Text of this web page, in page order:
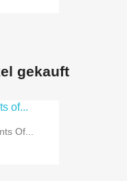
gekauft
Of...